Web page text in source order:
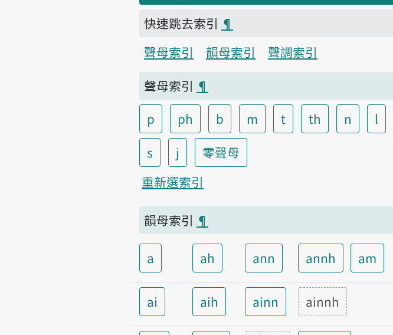
快速跳去索引 ¶
聲母索引
韻母索引
聲調索引
聲母索引 ¶
p
ph b m t th n l
s
j
零聲母
重新選索引
韻母索引 ¶
a ah ann annh am
ai aih ainn ainnh